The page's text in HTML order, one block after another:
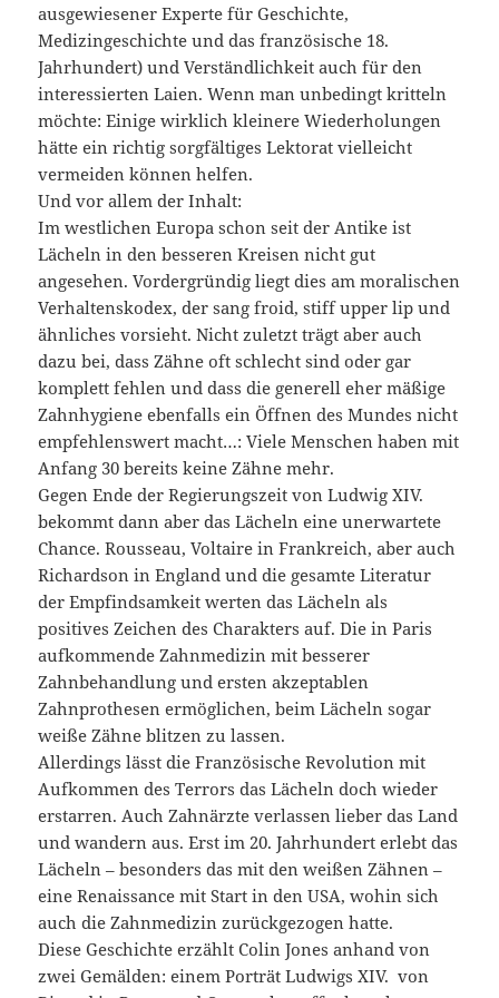
ausgewiesener Experte für Geschichte,
Medizingeschichte und das französische 18.
Jahrhundert) und Verständlichkeit auch für den
interessierten Laien. Wenn man unbedingt kritteln
möchte: Einige wirklich kleinere Wiederholungen
hätte ein richtig sorgfältiges Lektorat vielleicht
vermeiden können helfen.
Und vor allem der Inhalt:
Im westlichen Europa schon seit der Antike ist
Lächeln in den besseren Kreisen nicht gut
angesehen. Vordergründig liegt dies am moralischen
Verhaltenskodex, der sang froid, stiff upper lip und
ähnliches vorsieht. Nicht zuletzt trägt aber auch
dazu bei, dass Zähne oft schlecht sind oder gar
komplett fehlen und dass die generell eher mäßige
Zahnhygiene ebenfalls ein Öffnen des Mundes nicht
empfehlenswert macht…: Viele Menschen haben mit
Anfang 30 bereits keine Zähne mehr.
Gegen Ende der Regierungszeit von Ludwig XIV.
bekommt dann aber das Lächeln eine unerwartete
Chance. Rousseau, Voltaire in Frankreich, aber auch
Richardson in England und die gesamte Literatur
der Empfindsamkeit werten das Lächeln als
positives Zeichen des Charakters auf. Die in Paris
aufkommende Zahnmedizin mit besserer
Zahnbehandlung und ersten akzeptablen
Zahnprothesen ermöglichen, beim Lächeln sogar
weiße Zähne blitzen zu lassen.
Allerdings lässt die Französische Revolution mit
Aufkommen des Terrors das Lächeln doch wieder
erstarren. Auch Zahnärzte verlassen lieber das Land
und wandern aus. Erst im 20. Jahrhundert erlebt das
Lächeln – besonders das mit den weißen Zähnen –
eine Renaissance mit Start in den USA, wohin sich
auch die Zahnmedizin zurückgezogen hatte.
Diese Geschichte erzählt Colin Jones anhand von
zwei Gemälden: einem Porträt Ludwigs XIV. von